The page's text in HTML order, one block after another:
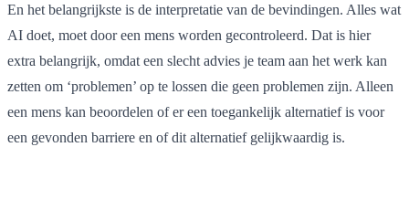
En het belangrijkste is de interpretatie van de bevindingen. Alles wat
AI doet, moet door een mens worden gecontroleerd. Dat is hier
extra belangrijk, omdat een slecht advies je team aan het werk kan
zetten om ‘problemen’ op te lossen die geen problemen zijn. Alleen
een mens kan beoordelen of er een toegankelijk alternatief is voor
een gevonden barriere en of dit alternatief gelijkwaardig is.